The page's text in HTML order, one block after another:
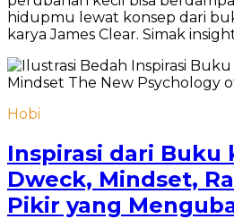
hidupmu lewat konsep dari
karya James Clear. Simak
Hobi
Inspirasi dari Buku
Dweck, Mindset,
Pikir yang